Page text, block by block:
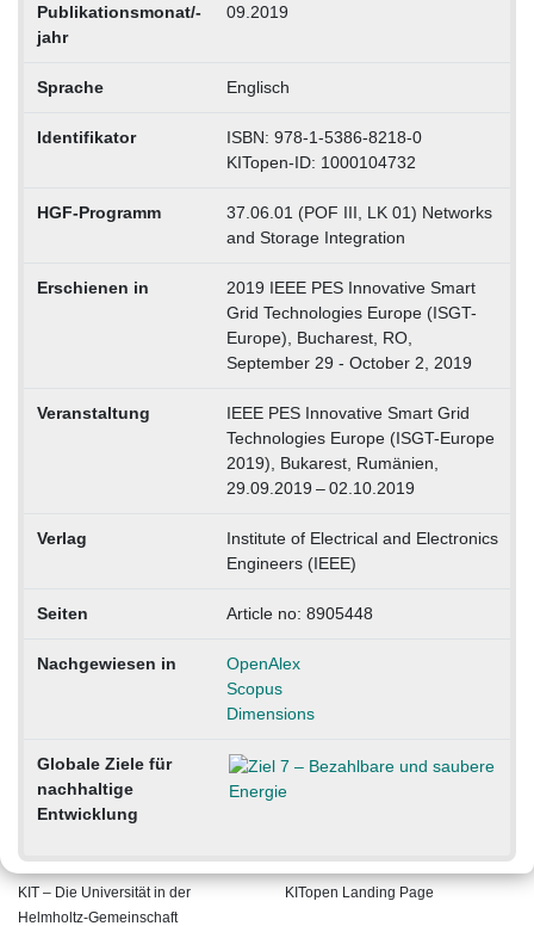
Publikationsmonat/-
jahr
09.2019
Sprache Englisch
Identifikator
ISBN: 978-1-5386-8218-0
KITopen-ID: 1000104732
HGF-Programm
37.06.01 (POF III, LK 01) Networks
and Storage Integration
Erschienen in
2019 IEEE PES Innovative Smart
Grid Technologies Europe (ISGT-
Europe), Bucharest, RO,
September 29 - October 2, 2019
Veranstaltung
IEEE PES Innovative Smart Grid
Technologies Europe (ISGT-Europe
2019), Bukarest, Rumänien,
29.09.2019 – 02.10.2019
Verlag
Institute of Electrical and Electronics
Engineers (IEEE)
Seiten Article no: 8905448
Nachgewiesen in
OpenAlex
Scopus
Dimensions
Globale Ziele für
nachhaltige
Entwicklung
KIT – Die Universität in der
Helmholtz-Gemeinschaft
KITopen Landing Page